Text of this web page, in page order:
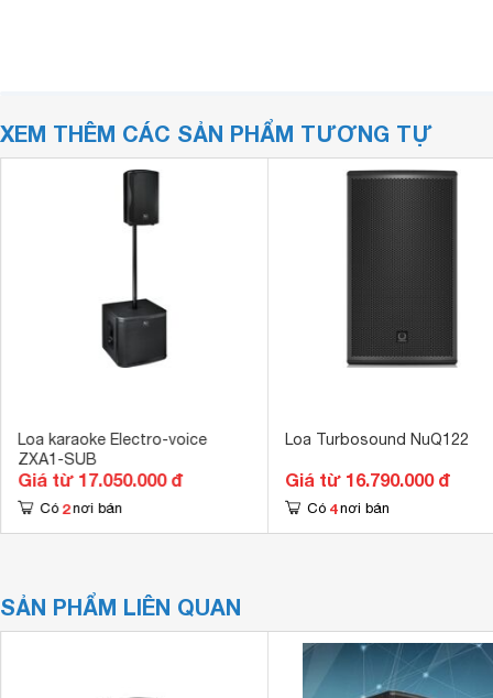
XEM THÊM CÁC SẢN PHẨM TƯƠNG TỰ
Loa karaoke Electro-voice
ZXA1-SUB
Giá từ 17.050.000 đ
Có 2 nơi bán
Loa Turbosound NuQ122
Giá từ 16.790.000 đ
Có 4 nơi bán
SẢN PHẨM LIÊN QUAN